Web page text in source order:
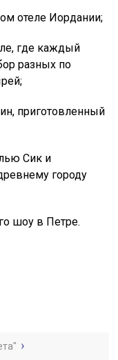
отеле Иордании;
где каждый
разных по
приготовленный
Сик и
городу
шоу в Петре.